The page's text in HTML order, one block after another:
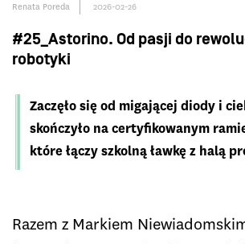
Renata Poreda 2026-02-26
#25_Astorino. Od pasji do
robotyki
Zaczęło się od migającej diody i
skończyło na certyfikowanym
które łączy szkolną ławkę z halą
Razem z Markiem